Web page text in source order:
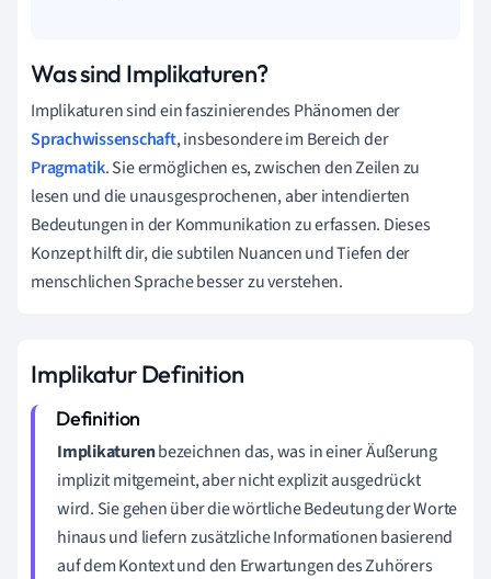
Was sind Implikaturen?
Implikaturen sind ein faszinierendes Phänomen der
Sprachwissenschaft, insbesondere im Bereich der
Pragmatik. Sie ermöglichen es, zwischen den Zeilen zu
lesen und die unausgesprochenen, aber intendierten
Bedeutungen in der Kommunikation zu erfassen. Dieses
Konzept hilft dir, die subtilen Nuancen und Tiefen der
menschlichen Sprache besser zu verstehen.
Implikatur Definition
Implikaturenbezeichnen das, was in einer Äußerung
implizit mitgemeint, aber nicht explizit ausgedrückt
wird. Sie gehen über die wörtliche Bedeutung der Worte
hinaus und liefern zusätzliche Informationen basierend
auf dem Kontext und den Erwartungen des Zuhörers